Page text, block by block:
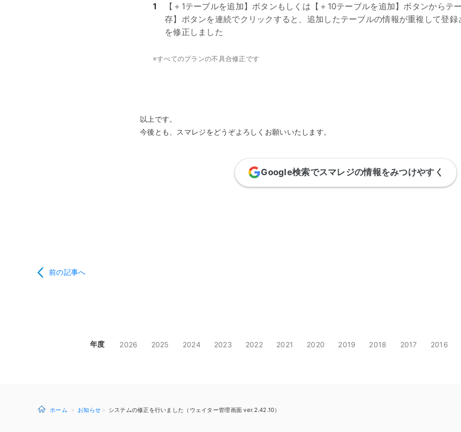
1
【＋1テーブルを追加】ボタンもしくは【＋10テーブルを追加】ボタンからテ
存】ボタンを連続でクリックすると、追加したテーブルの情報が重複して登
を修正しました
※すべてのプランの不具合修正です
以上です。
今後とも、スマレジをどうぞよろしくお願いいたします。
Google検索でスマレジの情報をみつけやすく
前の記事へ
年度 2026 2025 2024 2023 2022 2021 2020 2019 2018 2017 2016
ホーム お知らせ システムの修正を行いました（ウェイター管理画面 ver.2.42.10）